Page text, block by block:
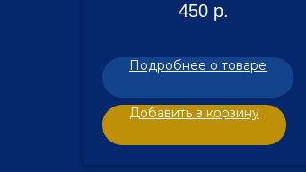
450 р.
Подробнее о товаре
Добавить в корзину